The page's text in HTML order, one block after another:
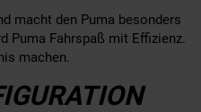
macht den Puma besonders
Puma Fahrspaß mit Effizienz.
machen.